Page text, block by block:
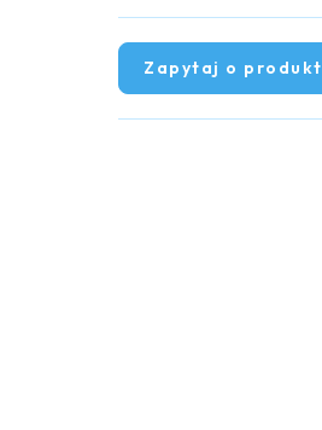
Zapytaj o produkt